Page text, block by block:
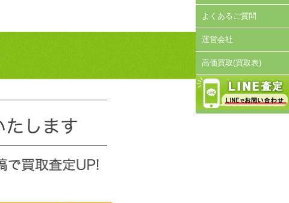
よくあるご質問
運営会社
高価買取(買取表)